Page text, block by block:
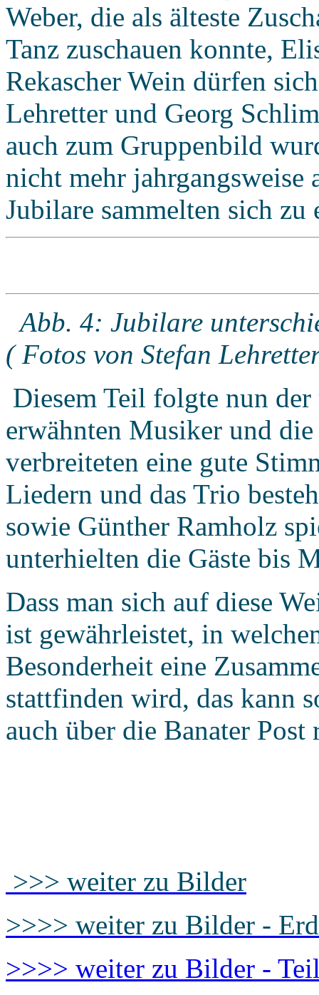
Weber, die als älteste
Tanz zuschauen konnte,
Rekascher Wein dürfen
Lehretter und Georg
auch zum Gruppenbild
nicht mehr jahrgangsweise
Jubilare sammelten sich zu
Abb. 4: Jubilare
( Fotos von Stefan
Diesem Teil folgte nun
erwähnten Musiker und
verbreiteten eine gute
Liedern und das Trio
sowie Günther Ramholz
unterhielten die Gäste bis
Dass man sich auf diese
ist gewährleistet, in
Besonderheit eine
stattfinden wird, das kann
auch über die Banater
>>> weiter zu Bilder
>>>> weiter zu Bilder -
>>>> weiter zu Bilder -